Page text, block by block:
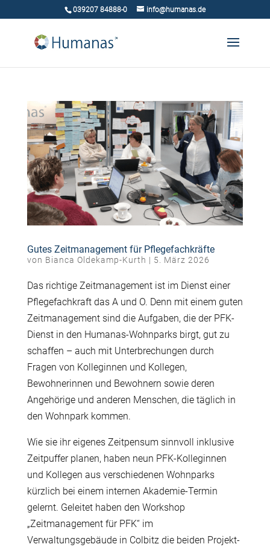
039207 84888-0 info@humanas.de
Gutes Zeitmanagement für Pflegefachkräfte
von Bianca Oldekamp-Kurth | 5. März 2026
Das richtige Zeitmanagement ist im Dienst einer
Pflegefachkraft das A und O. Denn mit einem guten
Zeitmanagement sind die Aufgaben, die der PFK-
Dienst in den Humanas-Wohnparks birgt, gut zu
schaffen – auch mit Unterbrechungen durch
Fragen von Kolleginnen und Kollegen,
Bewohnerinnen und Bewohnern sowie deren
Angehörige und anderen Menschen, die täglich in
den Wohnpark kommen.
Wie sie ihr eigenes Zeitpensum sinnvoll inklusive
Zeitpuffer planen, haben neun PFK-Kolleginnen
und Kollegen aus verschiedenen Wohnparks
kürzlich bei einem internen Akademie-Termin
gelernt. Geleitet haben den Workshop
„Zeitmanagement für PFK“ im
Verwaltungsgebäude in Colbitz die beiden Projekt-